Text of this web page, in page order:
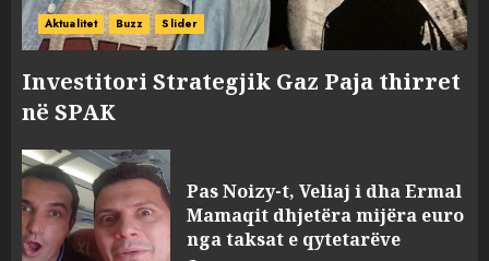
Aktualitet Buzz Slider
Investitori Strategjik Gaz Paja thirret
në SPAK
Pas Noizy-t, Veliaj i dha Ermal
Mamaqit dhjetëra mijëra euro
nga taksat e qytetarëve